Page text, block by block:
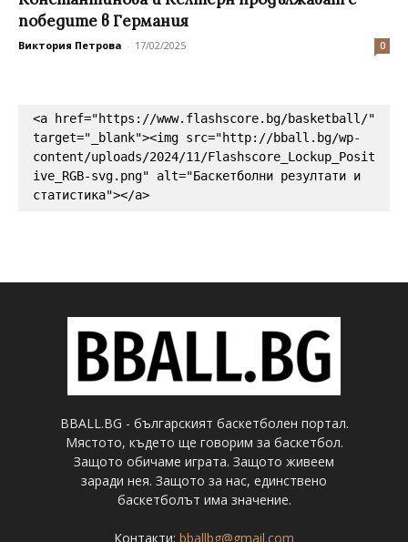
победите в Германия
Виктория Петрова - 17/02/2025 0
<a href="https://www.flashscore.bg/basketball/"
target="_blank"><img src="http://bball.bg/wp-
content/uploads/2024/11/Flashscore_Lockup_Posit
ive_RGB-svg.png" alt="Баскетболни резултати и
статистика"></a>
BBALL.BG - българският баскетболен портал.
Мястото, където ще говорим за баскетбол.
Защото обичаме играта. Защото живеем
заради нея. Защото за нас, единствено
баскетболът има значение.
Контакти: bballbg@gmail.com